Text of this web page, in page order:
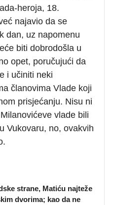
heroja, 18.
najavio da se
dan, uz napomenu
biti dobrodošla u
opet, poručujući da
i učiniti neki
članovima Vlade koji
prisjećanju. Nisu ni
vlade bili
Vukovaru, no, ovakvih
strane, Matiću najteže
dvorima; kao da ne